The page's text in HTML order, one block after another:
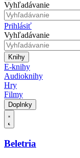
Vyhľadávanie
Prihlásiť
Vyhľadávanie
Knihy
E-knihy
Audioknihy
Hry
Filmy
Doplnky
Beletria